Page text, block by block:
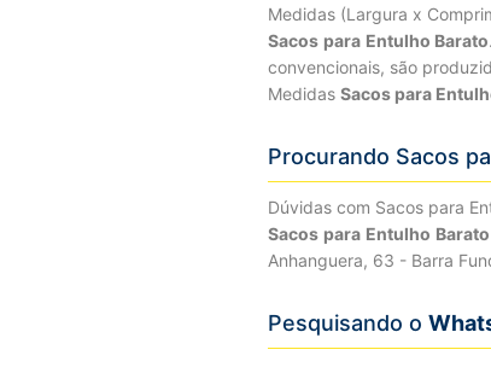
Medidas (Largura x
Sacos para Entulho Barato
convencionais, são
Medidas Sacos para
Procurando Sacos
Dúvidas com Sacos para
Sacos para Entulho
Anhanguera, 63 - Barra
Pesquisando o